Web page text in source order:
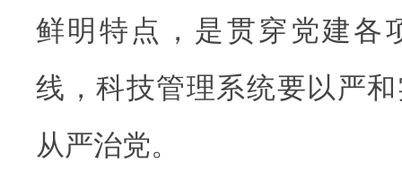
鲜明特点，是贯穿党建各
线，科技管理系统要以严
从严治党。